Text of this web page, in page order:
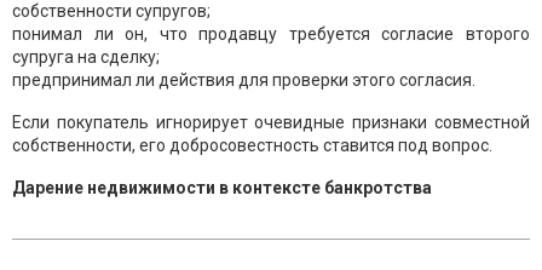
собственности супругов;
понимал ли он, что продавцу требуется согласие второго
супруга на сделку;
предпринимал ли действия для проверки этого согласия.
Если покупатель игнорирует очевидные признаки совместной
собственности, его добросовестность ставится под вопрос.
Дарение недвижимости в контексте банкротства